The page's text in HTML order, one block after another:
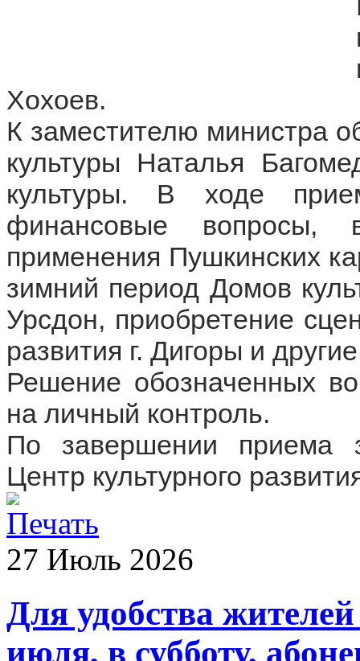
Хохоев.
К заместителю министра
культуры Наталья
культуры. В ходе
финансовые вопросы,
применения Пушкинских
зимний период Домов
Урсдон, приобретение
развития г. Дигоры и
Решение обозначенных
на личный контроль.
По завершении приема
Центр культурного
27 Июль 2026
Для удобства
июля, в субботу,